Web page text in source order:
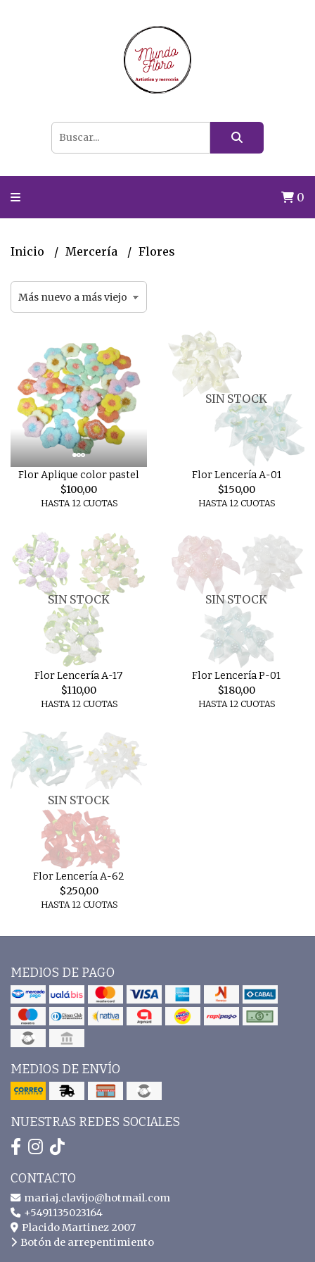
0
Inicio Mercería Flores
Flor Aplique color pastel
$100,00
HASTA 12 CUOTAS
SIN STOCK
Flor Lencería A-01
$150,00
HASTA 12 CUOTAS
SIN STOCK
Flor Lencería A-17
$110,00
HASTA 12 CUOTAS
SIN STOCK
Flor Lencería P-01
$180,00
HASTA 12 CUOTAS
SIN STOCK
Flor Lencería A-62
$250,00
HASTA 12 CUOTAS
MEDIOS DE PAGO
MEDIOS DE ENVÍO
NUESTRAS REDES SOCIALES
CONTACTO
mariaj.clavijo@hotmail.com
+5491135023164
Placido Martinez 2007
Botón de arrepentimiento